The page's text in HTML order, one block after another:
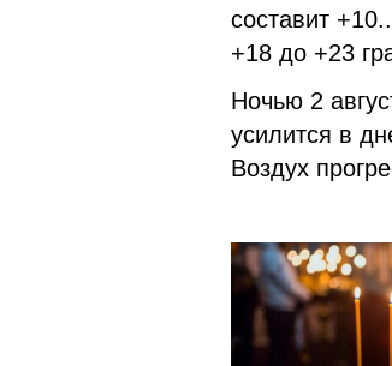
составит
+18 до +23
Ночью 2
усилится в
Воздух